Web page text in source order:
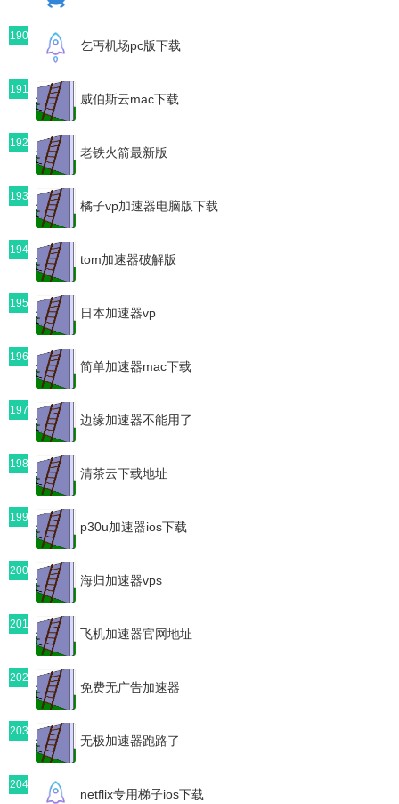
190
乞丐机场pc版下载
191
威伯斯云mac下载
192
老铁火箭最新版
193
橘子vp加速器电脑版下载
194
tom加速器破解版
195
日本加速器vp
196
简单加速器mac下载
197
边缘加速器不能用了
198
清茶云下载地址
199
p30u加速器ios下载
200
海归加速器vps
201
飞机加速器官网地址
202
免费无广告加速器
203
无极加速器跑路了
204
netflix专用梯子ios下载